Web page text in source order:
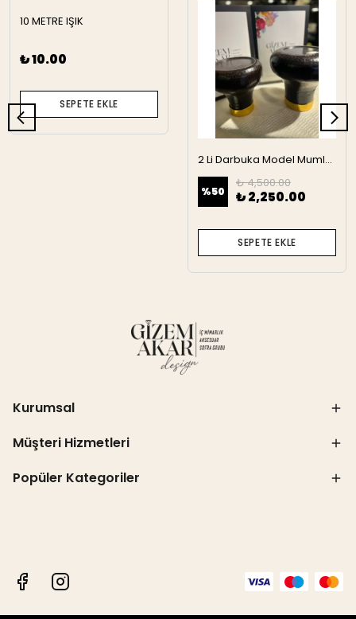
10 METRE IŞIK
₺ 10.00
SEPETE EKLE
2 Li Darbuka Model Mumluk
%50
₺ 4,500.00
₺ 2,250.00
SEPETE EKLE
Kurumsal
Müşteri Hizmetleri
Popüler Kategoriler